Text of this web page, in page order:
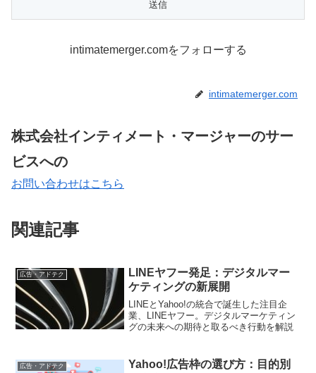
intimatemerger.comをフォローする
intimatemerger.com
株式会社インティメート・マージャーのサー
ビスへの
お問い合わせはこちら
関連記事
広告・アドテク
LINEヤフー発足：デジタルマー
ケティングの新展開
LINEとYahoo!の統合で誕生した注目企
業、LINEヤフー。デジタルマーケティン
グの未来への期待と取るべき行動を解説
広告・アドテク
Yahoo!広告枠の選び方：目的別